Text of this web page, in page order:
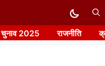
चुनाव 2025 राजनीति